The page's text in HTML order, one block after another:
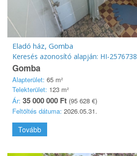
Eladó ház, Gomba
Keresés azonosító alapján: HI-2576738
Gomba
Alapterület: 65 m²
Telekterület: 123 m²
Ár: 35 000 000 Ft (95 628 €)
Feltöltés dátuma: 2026.05.31.
Tovább